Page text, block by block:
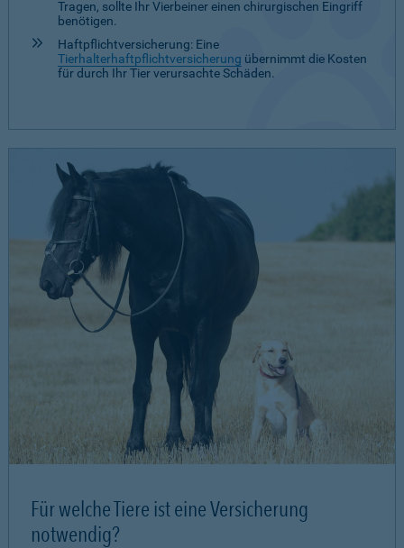
Tragen, sollte Ihr Vierbeiner einen chirurgischen Eingriff
benötigen.
Haftpflichtversicherung: Eine
Tierhalterhaftpflichtversicherung übernimmt die Kosten
für durch Ihr Tier verursachte Schäden.
Für welche Tiere ist eine Versicherung
notwendig?